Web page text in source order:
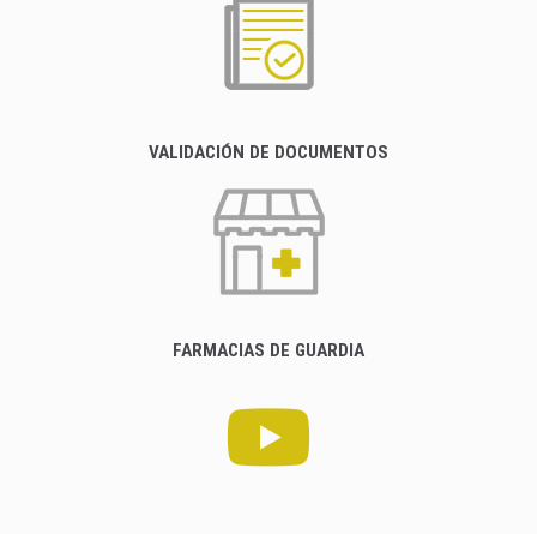
VALIDACIÓN DE DOCUMENTOS
FARMACIAS DE GUARDIA